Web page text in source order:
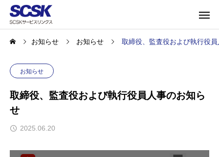
お知らせ お知らせ 取締役、監査役および執行役
お知らせ
取締役、監査役および執行役員人事のお知ら
せ
2025.06.20